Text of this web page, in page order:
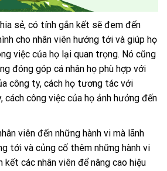
sẻ, có tính gắn kết sẽ đem đến
cho nhân viên hướng tới và giúp họ
việc của họ lại quan trọng. Nó cũng
đóng góp cá nhân họ phù hợp với
công ty, cách họ tương tác với
cách công việc của họ ảnh hưởng đến
viên đến những hành vi mà lãnh
tới và củng cố thêm những hành vi
các nhân viên để nâng cao hiệu